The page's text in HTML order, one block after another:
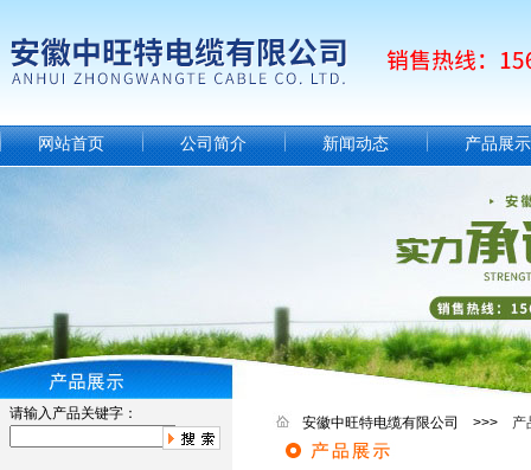
网站首页 公司简介 新闻动态 产品展示
请输入产品关键字：
安徽中旺特电缆有限公司 >>> 产